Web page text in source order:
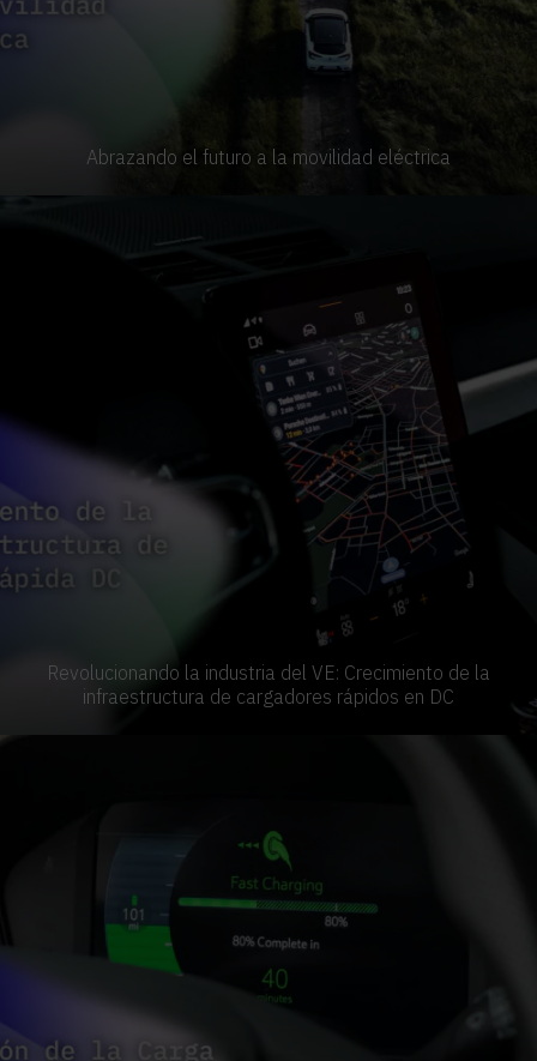
Abrazando el futuro a la movilidad eléctrica
Revolucionando la industria del VE: Crecimiento de la
infraestructura de cargadores rápidos en DC